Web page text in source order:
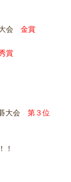
会 金賞
賞
大会 第３位
！